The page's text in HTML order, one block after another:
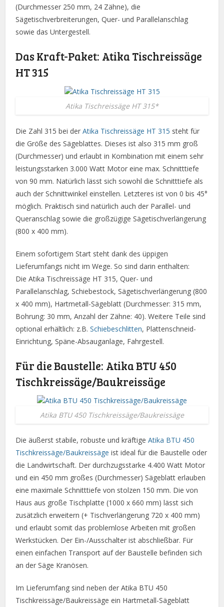
(Durchmesser 250 mm, 24 Zähne), die
Sägetischverbreiterungen, Quer- und Parallelanschlag
sowie das Untergestell.
Das Kraft-Paket: Atika Tischreissäge
HT 315
Atika Tischreissäge HT 315*
Die Zahl 315 bei derAtika Tischreissäge HT 315 steht für
die Größe des Sägeblattes. Dieses ist also 315 mm groß
(Durchmesser) und erlaubt in Kombination mit einem sehr
leistungsstarken 3.000 Watt Motor eine max. Schnitttiefe
von 90 mm. Natürlich lässt sich sowohl die Schnitttiefe als
auch der Schnittwinkel einstellen. Letzteres ist von 0 bis 45°
möglich. Praktisch sind natürlich auch der Parallel- und
Queranschlag sowie die großzügige Sägetischverlängerung
(800 x 400 mm).
Einem sofortigem Start steht dank des üppigen
Lieferumfangs nicht im Wege. So sind darin enthalten:
Die Atika Tischreissäge HT 315, Quer- und
Parallelanschlag, Schiebestock, Sägetischverlängerung (800
x 400 mm), Hartmetall-Sägeblatt (Durchmesser: 315 mm,
Bohrung: 30 mm, Anzahl der Zähne: 40). Weitere Teile sind
optional erhältlich: z.B.Schiebeschlitten, Plattenschneid-
Einrichtung, Späne-Absauganlage, Fahrgestell.
Für die Baustelle: Atika BTU 450
Tischkreissäge/Baukreissäge
Atika BTU 450 Tischkreissäge/Baukreissäge
Die äußerst stabile, robuste und kräftigeAtika BTU 450
Tischkreissäge/Baukreissäge ist ideal für die Baustelle oder
die Landwirtschaft. Der durchzugsstarke 4.400 Watt Motor
und ein 450 mm großes (Durchmesser) Sägeblatt erlauben
eine maximale Schnitttiefe von stolzen 150 mm. Die von
Haus aus große Tischplatte (1000 x 660 mm) lässt sich
zusätzlich erweitern (+ Tischverlängerung 720 x 400 mm)
und erlaubt somit das problemlose Arbeiten mit großen
Werkstücken. Der Ein-/Ausschalter ist abschließbar. Für
einen einfachen Transport auf der Baustelle befinden sich
an der Säge Kranösen.
Im Lieferumfang sind neben der Atika BTU 450
Tischkreissäge/Baukreissäge ein Hartmetall-Sägeblatt